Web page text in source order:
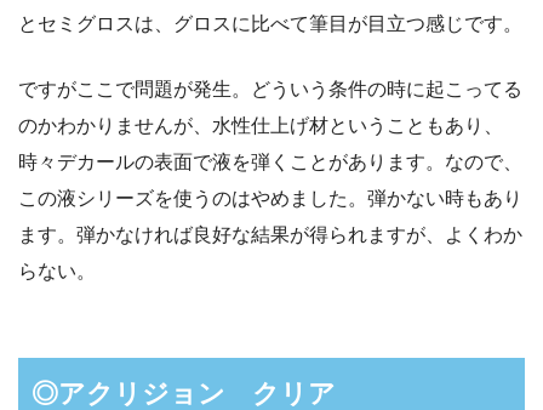
とセミグロスは、グロスに比べて筆目が目立つ感じです。
ですがここで問題が発生。どういう条件の時に起こってる
のかわかりませんが、水性仕上げ材ということもあり、
時々デカールの表面で液を弾くことがあります。なので、
この液シリーズを使うのはやめました。弾かない時もあり
ます。弾かなければ良好な結果が得られますが、よくわか
らない。
◎アクリジョン クリア